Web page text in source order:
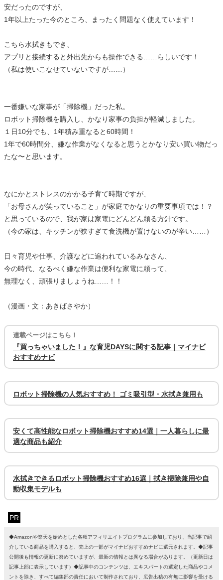
安だったのですが、
1年以上たった今のところ、まったく問題なく使えています！
こちら水拭きもでき、
アプリと接続すると外出先からも操作できる……らしいです！
（私は使いこなせていないですが……）
一番嫌いな家事が「掃除機」だった私。
ロボット掃除機を購入し、かなり家事の負担が軽減しました。
１日10分でも、1年積み重なると60時間！
1年で60時間分、嫌な作業がなくなると思うとかなり安い買い物だっ
たな〜と思います。
なにかとストレスのかかる子育て時期ですが、
「お母さんが笑っていること」が家庭でかなりの重要事項では！？
と思っているので、我が家は家電にどんどん頼る方針です。
（今の家は、キッチンが狭すぎて食洗機が置けないのが辛い……）
日々育児や仕事、介護などに追われているみなさん、
今の時代、なるべく嫌な作業は便利な家電に頼って、
無理なく、頑張りましょうね……！！
（漫画・文：あきばさやか）
連載ページはこちら！
『買っちゃいました！』な育児DAYSに関する記事｜マイナビ
おすすめナビ
ロボット掃除機の人気おすすめ！ ゴミ吸引型・水拭き兼用も
安くて高性能なロボット掃除機おすすめ14選｜一人暮らしに最
適な商品も紹介
水拭きできるロボット掃除機おすすめ16選｜拭き掃除兼用や自
動収集モデルも
PR
◆Amazonや楽天を始めとした各種アフィリエイトプログラムに参加しており、当記事で紹
介している商品を購入すると、売上の一部がマイナビおすすめナビに還元されます。◆記事
公開後も情報の更新に努めていますが、最新の情報とは異なる場合があります。（更新日は
記事上部に表示しています）◆記事中のコンテンツは、エキスパートの選定した商品やコメ
ントを除き、すべて編集部の責任において制作されており、広告出稿の有無に影響を受ける